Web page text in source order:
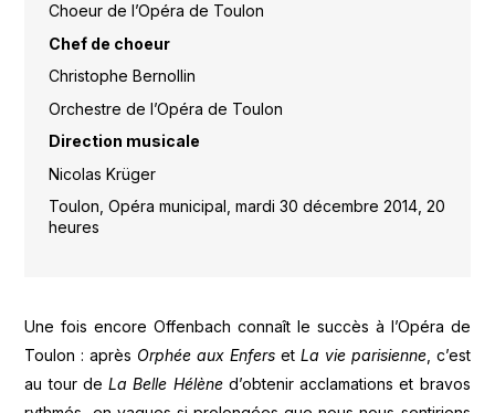
Choeur de l’Opéra de Toulon
Chef de choeur
Christophe Bernollin
Orchestre de l’Opéra de Toulon
Direction musicale
Nicolas Krüger
Toulon, Opéra municipal, mardi 30 décembre 2014, 20
heures
Une fois encore Offenbach connaît le succès à l’Opéra de
Toulon : après Orphée aux Enfers et La vie parisienne, c’est
au tour deLa Belle Hélène d’obtenir acclamations et bravos